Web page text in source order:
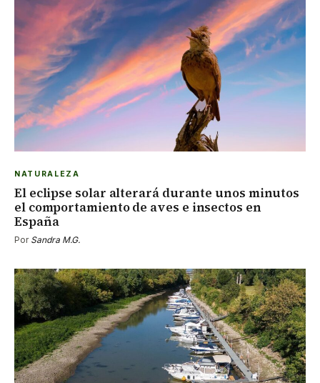
NATURALEZA
El eclipse solar alterará durante unos minutos
el comportamiento de aves e insectos en
España
Por Sandra M.G.